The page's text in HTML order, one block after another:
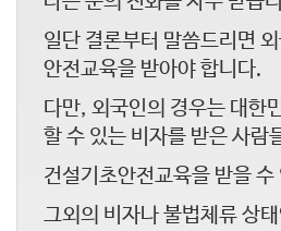
일단 결론부터 말씀드리면
안전교육을 받아야 합니다.
다만, 외국인의 경우는 대한
할 수 있는 비자를 받은 사람
건설기초안전교육을 받을 수
그외의 비자나 불법체류 상